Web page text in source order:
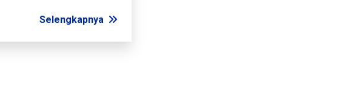
Selengkapnya